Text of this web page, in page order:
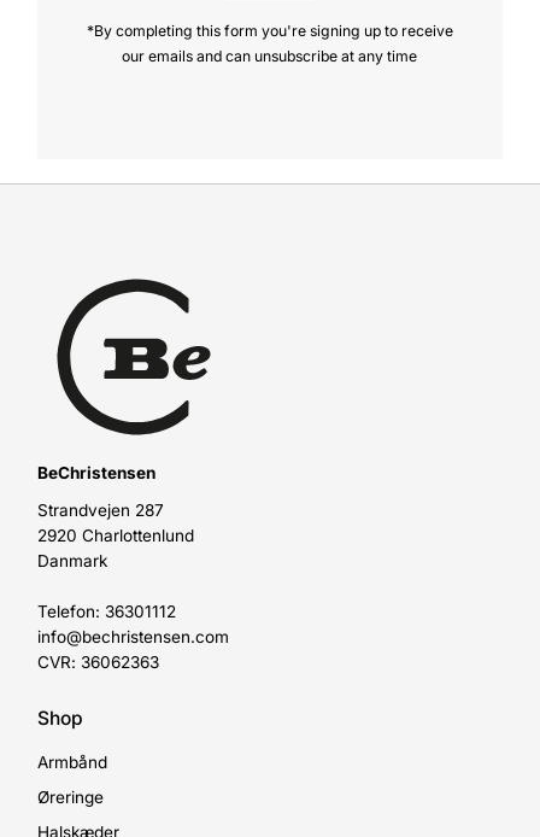
*By completing this form you're signing up to receive
our emails and can unsubscribe at any time
BeChristensen
Strandvejen 287
2920 Charlottenlund
Danmark
Telefon: 36301112
info@bechristensen.com
CVR: 36062363
Shop
Armbånd
Øreringe
Halskæder